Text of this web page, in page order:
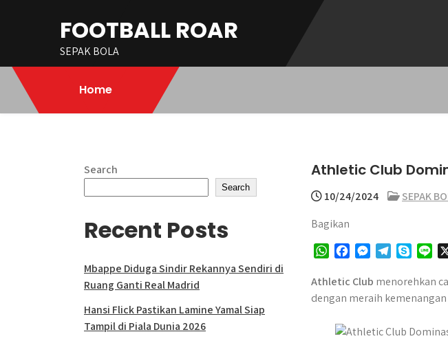
FOOTBALL ROAR
SEPAK BOLA
Home
Athletic Club
10/24/2024
SEPAK
Bagikan
W
a
t
c
e
o
s
s
n
l
e
r
y
p
n
e
Athletic Club menorehkan
dengan meraih kemenangan
Search
Search
Recent Posts
Mbappe Diduga Sindir Rekannya Sendiri di
Ruang Ganti Real Madrid
Hansi Flick Pastikan Lamine Yamal Siap
Tampil di Piala Dunia 2026